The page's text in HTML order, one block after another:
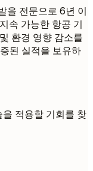
을 전문으로 6년 이
속 가능한 항공 기
환경 영향 감소를
된 실적을 보유하
적용할 기회를 찾